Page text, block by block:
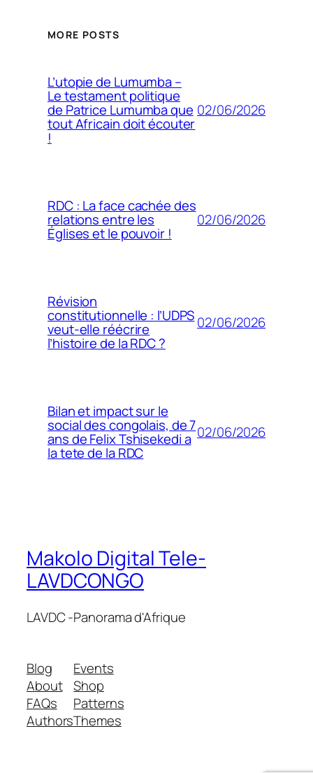
MORE POSTS
L’utopie de Lumumba –
Le testament politique
de Patrice Lumumba que
tout Africain doit écouter
!
02/06/2026
RDC : La face cachée des
relations entre les
Églises et le pouvoir !
02/06/2026
Révision
constitutionnelle : l’UDPS
veut-elle réécrire
l’histoire de la RDC ?
02/06/2026
Bilan et impact sur le
social des congolais, de 7
ans de Felix Tshisekedi a
la tete de la RDC
02/06/2026
Makolo Digital Tele-
LAVDCONGO
LAVDC -Panorama d'Afrique
Blog
About
FAQs
Authors
Events
Shop
Patterns
Themes